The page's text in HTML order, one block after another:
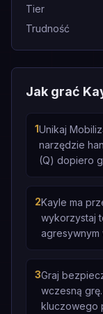
Tier
Trudność
Jak grać
1Unikaj
narzędzie
(Q) dopiero
2Kayle ma
wykorzystaj
agresywnym
3Graj
wczesną
kluczowego